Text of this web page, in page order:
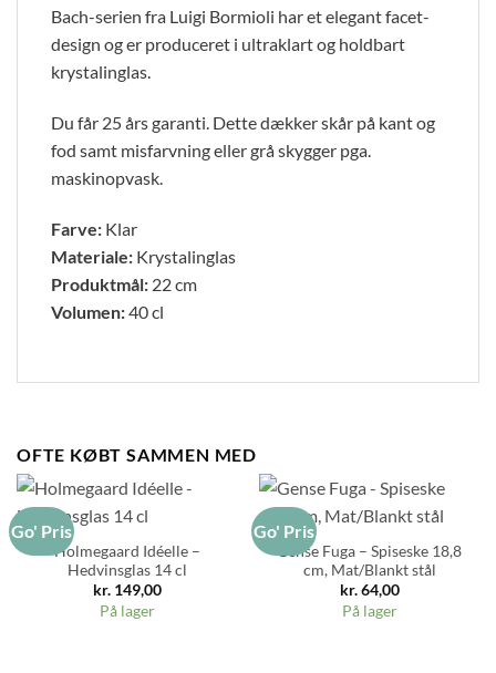
Bach-serien fra Luigi Bormioli har et elegant facet-
design og er produceret i ultraklart og holdbart
krystalinglas.
Du får 25 års garanti. Dette dækker skår på kant og
fod samt misfarvning eller grå skygger pga.
maskinopvask.
Farve: Klar
Materiale: Krystalinglas
Produktmål: 22 cm
Volumen:40 cl
OFTE KØBT SAMMEN MED
Go' Pris
Holmegaard Idéelle –
Hedvinsglas 14 cl
kr.149,00
På lager
Go' Pris
Gense Fuga – Spiseske 18,8
cm, Mat/Blankt stål
kr.64,00
På lager